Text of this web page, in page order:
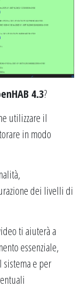
4.3?
utilizzare il
in modo
dei livelli di
ti aiuterà a
essenziale,
e per